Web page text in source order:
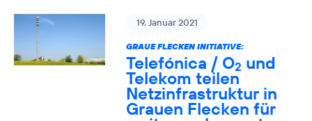
19. Januar 2021
GRAUE FLECKEN INITIATIVE:
Telefónica / O2 und
Telekom teilen
Netzinfrastruktur in
Grauen Flecken für